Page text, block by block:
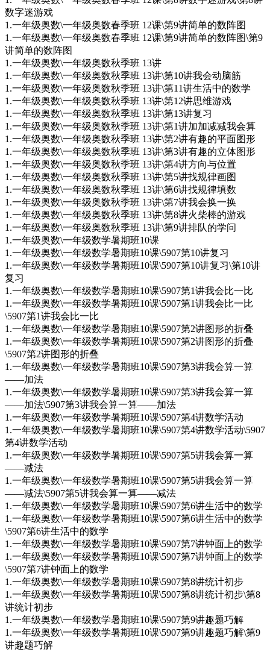
数字迷游戏
1.一年级奥数\一年级奥数春季班 12课\第9讲简单的数阵图
1.一年级奥数\一年级奥数春季班 12课\第9讲简单的数阵图\第9
讲简单的数阵图
1.一年级奥数\一年级奥数秋季班 13讲
1.一年级奥数\一年级奥数秋季班 13讲\第10讲我会动脑筋
1.一年级奥数\一年级奥数秋季班 13讲\第11讲生活中的数学
1.一年级奥数\一年级奥数秋季班 13讲\第12讲思维游戏
1.一年级奥数\一年级奥数秋季班 13讲\第13讲复习
1.一年级奥数\一年级奥数秋季班 13讲\第1讲加加减减我会算
1.一年级奥数\一年级奥数秋季班 13讲\第2讲有趣的平面图形
1.一年级奥数\一年级奥数秋季班 13讲\第3讲有趣的立体图形
1.一年级奥数\一年级奥数秋季班 13讲\第4讲方向与位置
1.一年级奥数\一年级奥数秋季班 13讲\第5讲找规律画图
1.一年级奥数\一年级奥数秋季班 13讲\第6讲找规律填数
1.一年级奥数\一年级奥数秋季班 13讲\第7讲我会换一换
1.一年级奥数\一年级奥数秋季班 13讲\第8讲火柴棒的游戏
1.一年级奥数\一年级奥数秋季班 13讲\第9讲排队的学问
1.一年级奥数\一年级数学暑期班10课
1.一年级奥数\一年级数学暑期班10课\5907第10讲复习
1.一年级奥数\一年级数学暑期班10课\5907第10讲复习\第10讲
复习
1.一年级奥数\一年级数学暑期班10课\5907第1讲我会比一比
1.一年级奥数\一年级数学暑期班10课\5907第1讲我会比一比
\5907第1讲我会比一比
1.一年级奥数\一年级数学暑期班10课\5907第2讲图形的折叠
1.一年级奥数\一年级数学暑期班10课\5907第2讲图形的折叠
\5907第2讲图形的折叠
1.一年级奥数\一年级数学暑期班10课\5907第3讲我会算一算
——加法
1.一年级奥数\一年级数学暑期班10课\5907第3讲我会算一算
——加法\5907第3讲我会算一算——加法
1.一年级奥数\一年级数学暑期班10课\5907第4讲数学活动
1.一年级奥数\一年级数学暑期班10课\5907第4讲数学活动\5907
第4讲数学活动
1.一年级奥数\一年级数学暑期班10课\5907第5讲我会算一算
——减法
1.一年级奥数\一年级数学暑期班10课\5907第5讲我会算一算
——减法\5907第5讲我会算一算——减法
1.一年级奥数\一年级数学暑期班10课\5907第6讲生活中的数学
1.一年级奥数\一年级数学暑期班10课\5907第6讲生活中的数学
\5907第6讲生活中的数学
1.一年级奥数\一年级数学暑期班10课\5907第7讲钟面上的数学
1.一年级奥数\一年级数学暑期班10课\5907第7讲钟面上的数学
\5907第7讲钟面上的数学
1.一年级奥数\一年级数学暑期班10课\5907第8讲统计初步
1.一年级奥数\一年级数学暑期班10课\5907第8讲统计初步\第8
讲统计初步
1.一年级奥数\一年级数学暑期班10课\5907第9讲趣题巧解
1.一年级奥数\一年级数学暑期班10课\5907第9讲趣题巧解\第9
讲趣题巧解